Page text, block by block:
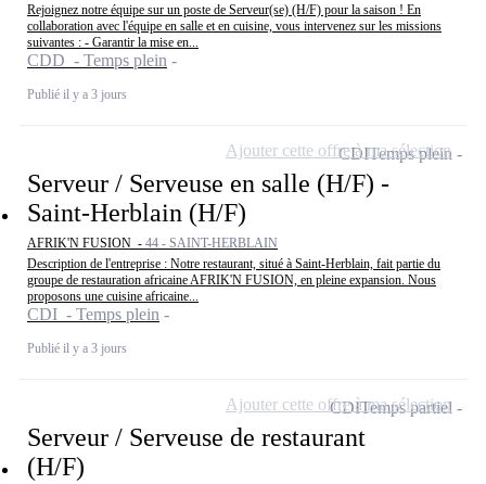
Rejoignez notre équipe sur un poste de Serveur(se) (H/F) pour la saison ! En
collaboration avec l'équipe en salle et en cuisine, vous intervenez sur les missions
suivantes : - Garantir la mise en...
CDD - Temps plein
Publié il y a 3 jours
Serveur / Serveuse en salle (H/F) -
Saint-Herblain (H/F)
AFRIK'N FUSION - 44 - SAINT-HERBLAIN
Description de l'entreprise : Notre restaurant, situé à Saint-Herblain, fait partie du
groupe de restauration africaine AFRIK'N FUSION, en pleine expansion. Nous
proposons une cuisine africaine...
CDI - Temps plein
Publié il y a 3 jours
CDITemps plein
Ajouter cette offre à ma sélection
Serveur / Serveuse de restaurant
(H/F)
CDITemps partiel
Ajouter cette offre à ma sélection